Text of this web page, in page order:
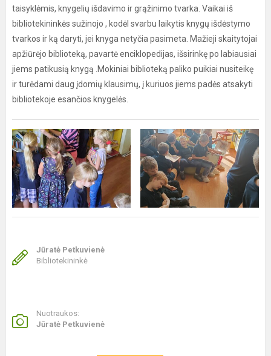
taisyklėmis, knygelių išdavimo ir grąžinimo tvarka. Vaikai iš
bibliotekininkės sužinojo , kodėl svarbu laikytis knygų išdėstymo
tvarkos ir ką daryti, jei knyga netyčia pasimeta. Mažieji skaitytojai
apžiūrėjo biblioteką, pavartė enciklopedijas, išsirinkę po labiausiai
jiems patikusią knygą .Mokiniai biblioteką paliko puikiai nusiteikę
ir turėdami daug įdomių klausimų, į kuriuos jiems padės atsakyti
bibliotekoje esančios knygelės.
Jūratė Petkuvienė
Bibliotekininkė
Nuotraukos:
Jūratė Petkuvienė